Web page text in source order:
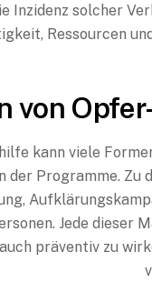
Inzidenz solcher
Ressourcen
von
kann viele
der Programme.
Jede dieser
präventiv zu